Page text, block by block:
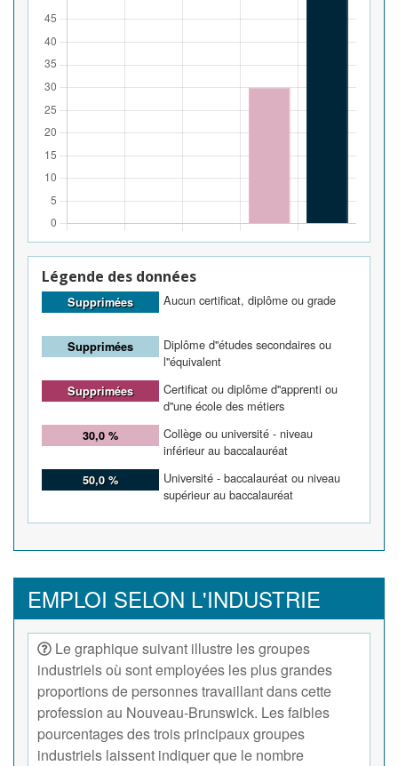
Légende des données
Supprimées Aucun certificat, diplôme ou grade
Supprimées
Diplôme d''études secondaires ou
l''équivalent
Supprimées
Certificat ou diplôme d''apprenti ou
d''une école des métiers
30,0 %
Collège ou université - niveau
inférieur au baccalauréat
50,0 %
Université - baccalauréat ou niveau
supérieur au baccalauréat
EMPLOI SELON L'INDUSTRIE
Le graphique suivant illustre les groupes
industriels où sont employées les plus grandes
proportions de personnes travaillant dans cette
profession au Nouveau-Brunswick. Les faibles
pourcentages des trois principaux groupes
industriels laissent indiquer que le nombre